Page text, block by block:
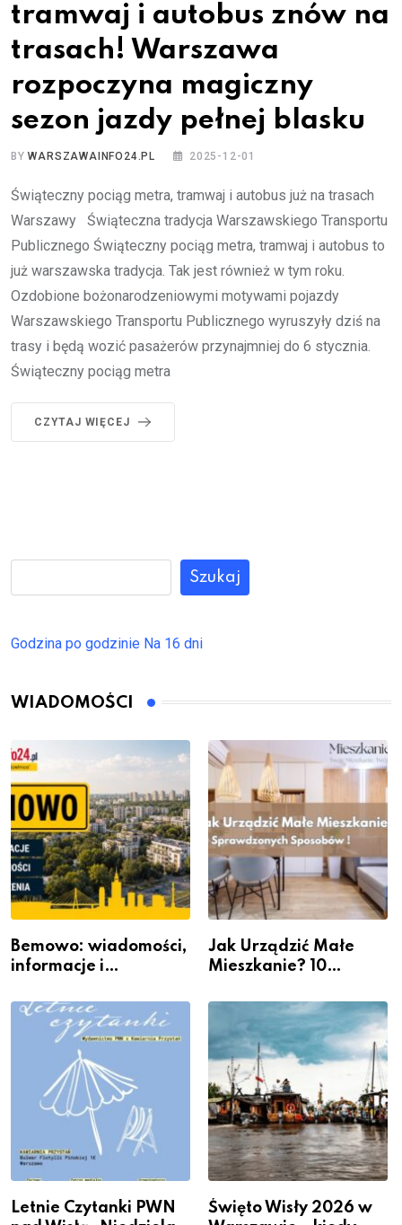
tramwaj i autobus znów na
trasach! Warszawa
rozpoczyna magiczny
sezon jazdy pełnej blasku
BYWARSZAWAINFO24.PL 2025-12-01
Świąteczny pociąg metra, tramwaj i autobus już na trasach
Warszawy Świąteczna tradycja Warszawskiego Transportu
Publicznego Świąteczny pociąg metra, tramwaj i autobus to
już warszawska tradycja. Tak jest również w tym roku.
Ozdobione bożonarodzeniowymi motywami pojazdy
Warszawskiego Transportu Publicznego wyruszyły dziś na
trasy i będą wozić pasażerów przynajmniej do 6 stycznia.
Świąteczny pociąg metra
CZYTAJ WIĘCEJ
Szukaj
Godzina po godzinie Na 16 dni
WIADOMOŚCI
Bemowo: wiadomości,
informacje i
Jak Urządzić Małe
Mieszkanie? 10
Przestrzeni Bez
Kosztownego Remontu
Letnie Czytanki PWN
Święto Wisły 2026 w